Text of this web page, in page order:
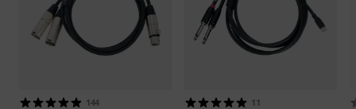
144 11